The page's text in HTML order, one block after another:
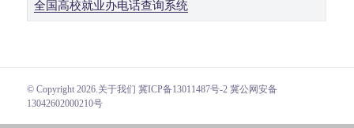
全国高校就业办电话查询系统
© Copyright 2026. 关于我们 冀ICP备13011487号-2 冀公网安备
13042602000210号